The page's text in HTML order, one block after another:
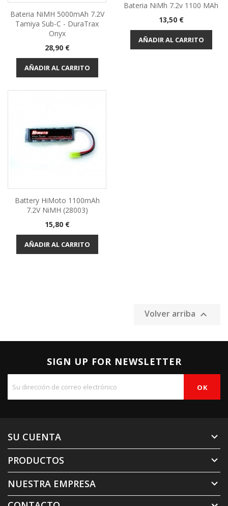
Bateria NiMH 5000mAh 7.2V
Tamiya Sub-C - DuraTrax
Onyx
Precio
28,90 €
AÑADIR AL CARRITO
Bateria NiMh 7.2v 1100 MAh
Precio
13,50 €
AÑADIR AL CARRITO
Battery HiMoto 1100mAh
7.2V NiMH (28003)
Precio
15,80 €
AÑADIR AL CARRITO
Volver arriba 
SIGN UP FOR NEWSLETTER
SU CUENTA 
PRODUCTOS 
NUESTRA EMPRESA 